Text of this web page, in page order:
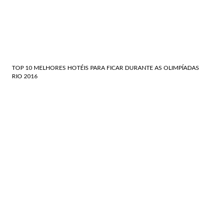
TOP 10 MELHORES HOTÉIS PARA FICAR DURANTE AS OLIMPÍADAS
RIO 2016